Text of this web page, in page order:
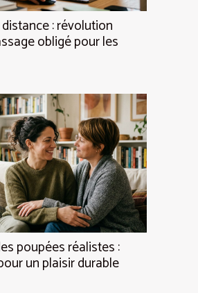
: révolution
obligé pour les
poupées réalistes :
un plaisir durable